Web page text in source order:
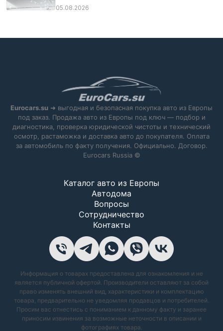
05.08.2026
Eurocars.su ➜ выгодная и безопасная покупка авто из Европы
под заказ. Продажа авто из Европы под ключ — подбор и
диагностика, проверка юридической чистоты и технический
осмотр, растаможка и доставка авто до покупателя. Оплата
за автомобиль по факту получения. Официально. Договор.
Eurocars Russia ©
Каталог авто из Европы
Автодома
Вопросы
Сотрудничество
Контакты
Информация о товарах предоставлена для ознакомления и не
является публичной офертой. Производители оставляют за собой
право изменять внешний вид, характеристики и комплектацию
товара, предварительно не уведомляя продавцов и потребителей.
Просим вас отнестись с пониманием к данному факту и заранее
приносим извинения за возможные неточности в описании и
фотографиях товара.